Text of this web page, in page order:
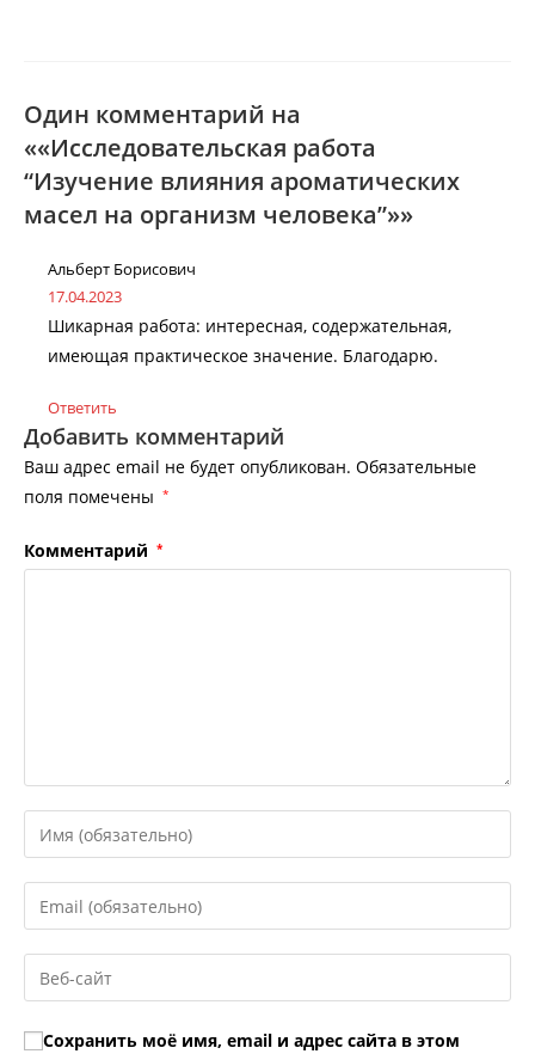
Один комментарий на
««Исследовательская работа
“Изучение влияния ароматических
масел на организм человека”»»
Альберт Борисович
17.04.2023
Шикарная работа: интересная, содержательная,
имеющая практическое значение. Благодарю.
Ответить
Добавить комментарий
Ваш адрес email не будет опубликован. Обязательные
поля помечены *
Комментарий *
Введите
свое
имя
или
пользователя,
чтобы
прокомментировать
Введите
свой
email-
адрес,
прокомментировать
Введите
URL
вашего
Сохранить моё имя, email и адрес сайта в этом